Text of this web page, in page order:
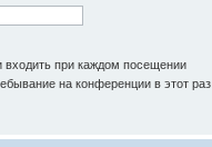
входить при каждом посещении
на конференции в этот раз